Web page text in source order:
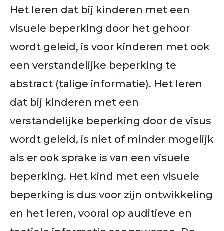
Het leren dat bij kinderen met een
visuele beperking door het gehoor
wordt geleid, is voor kinderen met ook
een verstandelijke beperking te
abstract (talige informatie). Het leren
dat bij kinderen met een
verstandelijke beperking door de visus
wordt geleid, is niet of minder mogelijk
als er ook sprake is van een visuele
beperking. Het kind met een visuele
beperking is dus voor zijn ontwikkeling
en het leren, vooral op auditieve en